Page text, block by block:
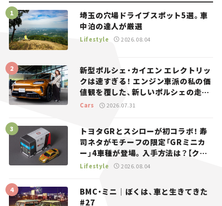
埼玉の穴場ドライブスポット5選。車
中泊の達人が厳選
Lifestyle 2026.08.04
新型ポルシェ・カイエン エレクトリッ
クは速すぎる！ エンジン車派の私の価
値観を覆した、新しいポルシェの走
り。
Cars 2026.07.31
トヨタGRとスシローが初コラボ！ 寿
司ネタがモチーフの限定「GRミニカ
ー」4車種が登場。入手方法は？【クル
マとホビー】
Lifestyle 2026.08.04
BMC・ミニ｜ぼくは、車と生きてきた
#27